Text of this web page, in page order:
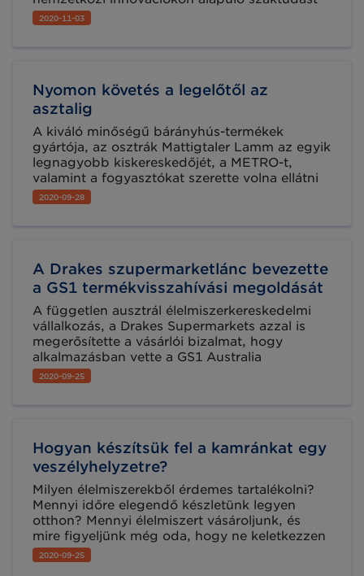
sajátíthat el, megszerezve azokat a széles körű
ismereteket, mellyel a különböző
koordinálhatja. Csatlakozzon a 2021. január 14-
én induló csoportunkhoz!
2020-11-03
Nyomon követés a legelőtől az
asztalig
A kiváló minőségű bárányhús-termékek
gyártója, az osztrák Mattigtaler Lamm az egyik
legnagyobb kiskereskedőjét, a METRO-t,
valamint a fogyasztókat szerette volna ellátni
teljes körű és pontos információkkal a
termékeiről és ehhez a GS1 szabványokat hívta
2020-09-28
A Drakes szupermarketlánc bevezette
a GS1 termékvisszahívási megoldását
A független ausztrál élelmiszerkereskedelmi
vállalkozás, a Drakes Supermarkets azzal is
megerősítette a vásárlói bizalmat, hogy
alkalmazásban vette a GS1 Australia
visszahívási szolgáltatását. Az ún. „Recall
service” egy digitális platform, melynek
2020-09-25
Hogyan készítsük fel a kamránkat egy
veszélyhelyzetre?
Milyen élelmiszerekből érdemes tartalékolni?
Mennyi időre elegendő készletünk legyen
otthon? Mennyi élelmiszert vásároljunk, és
mire figyeljünk még oda, hogy ne keletkezzen
élelmiszerhulladék? Ezekre a kérdésekre ad
választ a Nébih szakemberei által összeállított
2020-09-25